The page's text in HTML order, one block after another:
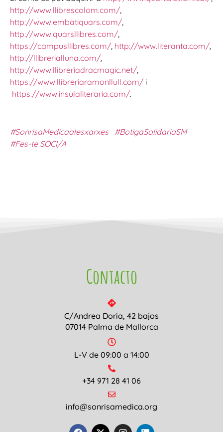
http://www.llibrescolom.com/
http://www.embatiquars.com/
http://www.quarsllibres.com/
https://campusllibres.com/ http://www.literanta.com/
http://llibrerialluna.com/
http://www.llibreriadracmagic.net/
https://www.llibreriaramonllull.com/ i
https://www.insulaliteraria.com/.
#SonrisaMedicaalesxarxes
#BotigaSolidariaSM
#Fes-te SOCI/A
Contacto
C/Andrea Doria, 42 bajos
07014 Palma de Mallorca
L-V de 09:00 a 14:00
+34 971 28 41 06
info@sonrisamedica.org